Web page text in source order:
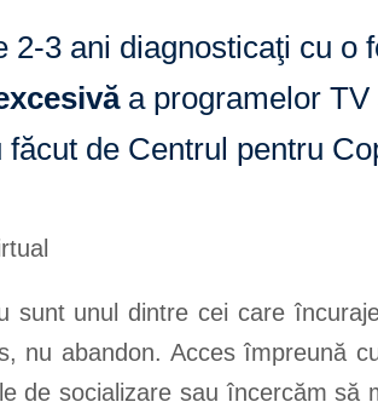
2-3 ani diagnosticaţi cu o
a programelor TV
de Centrul pentru
unul dintre cei care
nu abandon. Acces împreună
de socializare sau încercăm să